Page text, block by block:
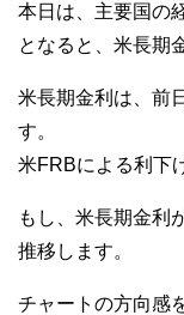
本日は、主要国の
となると、米長期
米長期金利は、前
す。
米FRBによる利下
もし、米長期金利
推移します。
チャートの方向感